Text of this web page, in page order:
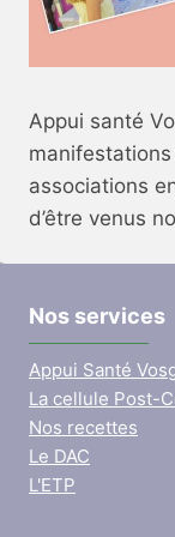
Appui santé
associations
d’être venus
Nos services
Appui Santé
La cellule Post-
Nos recettes
Le DAC
L'ETP